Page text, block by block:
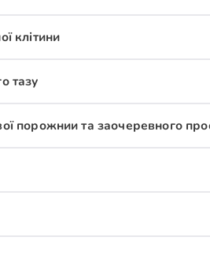
клітини
тазу
порожнии та заочеревного